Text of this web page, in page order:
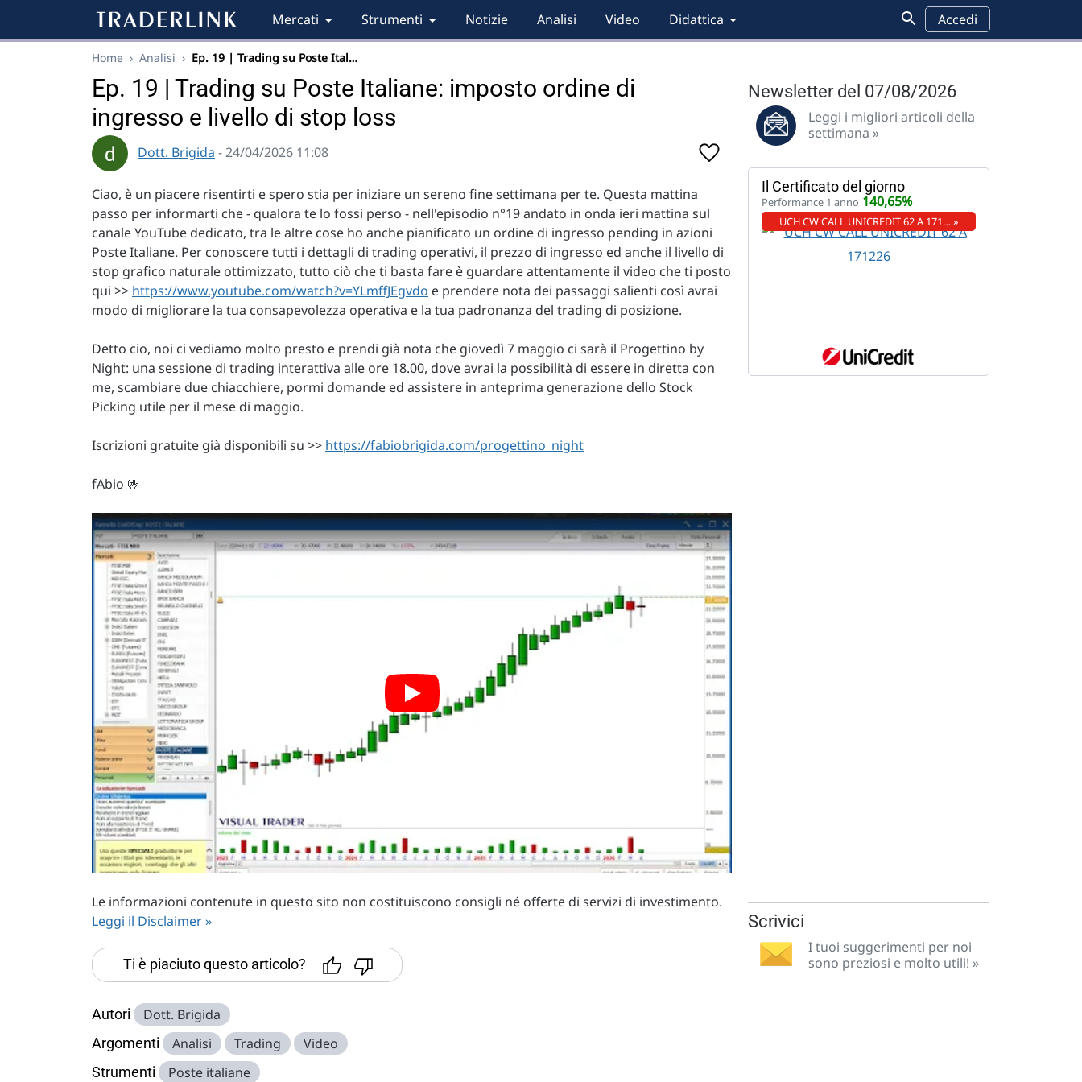
Mercati Strumenti Notizie Analisi Video Didattica Accedi
Home › Analisi › Ep. 19 | Trading su Poste Ital…
Ep. 19 | Trading su Poste Italiane: imposto ordine di
ingresso e livello di stop loss
Dott. Brigida - 24/04/2026 11:08
Ciao, è un piacere risentirti e spero stia per iniziare un sereno fine settimana per te. Questa mattina
passo per informarti che - qualora te lo fossi perso - nell'episodio n°19 andato in onda ieri mattina sul
canale YouTube dedicato, tra le altre cose ho anche pianificato un ordine di ingresso pending in azioni
Poste Italiane. Per conoscere tutti i dettagli di trading operativi, il prezzo di ingresso ed anche il livello di
stop grafico naturale ottimizzato, tutto ciò che ti basta fare è guardare attentamente il video che ti posto
qui >> https://www.youtube.com/watch?v=YLmffJEgvdo e prendere nota dei passaggi salienti così avrai
modo di migliorare la tua consapevolezza operativa e la tua padronanza del trading di posizione.
Detto cio, noi ci vediamo molto presto e prendi già nota che giovedì 7 maggio ci sarà il Progettino by
Night: una sessione di trading interattiva alle ore 18.00, dove avrai la possibilità di essere in diretta con
me, scambiare due chiacchiere, pormi domande ed assistere in anteprima generazione dello Stock
Picking utile per il mese di maggio.
Iscrizioni gratuite già disponibili su >> https://fabiobrigida.com/progettino_night
fAbio 🤟
Le informazioni contenute in questo sito non costituiscono consigli né offerte di servizi di investimento.
Leggi il Disclaimer »
Ti è piaciuto questo articolo?
Autori Dott. Brigida
Argomenti Analisi Trading Video
Strumenti Poste italiane
Newsletter del 07/08/2026
Leggi i migliori articoli della
settimana »
Il Certificato del giorno
Performance 1 anno 140,65%
UCH CW CALL UNICREDIT 62 A 171… »
Scrivici
I tuoi suggerimenti per noi
sono preziosi e molto utili! »